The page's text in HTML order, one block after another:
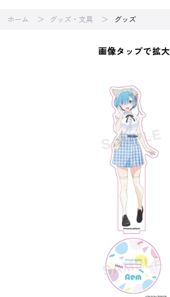
ホーム グッズ・文具 グッズ
画像タップで拡大